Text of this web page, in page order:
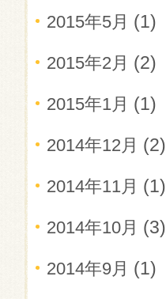
2015年5月 (1)
2015年2月 (2)
2015年1月 (1)
2014年12月 (2)
2014年11月 (1)
2014年10月 (3)
2014年9月 (1)